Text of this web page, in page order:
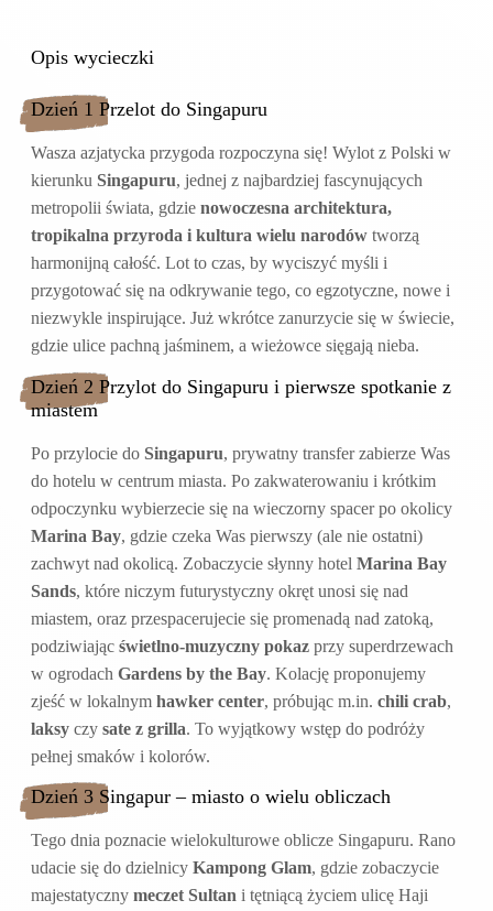
Opis wycieczki
Dzień 1 Przelot do Singapuru
Wasza azjatycka przygoda rozpoczyna się! Wylot z Polski w
kierunku Singapuru, jednej z najbardziej fascynujących
metropolii świata, gdzie nowoczesna architektura,
tropikalna przyroda i kultura wielu narodów tworzą
harmonijną całość. Lot to czas, by wyciszyć myśli i
przygotować się na odkrywanie tego, co egzotyczne, nowe i
niezwykle inspirujące. Już wkrótce zanurzycie się w świecie,
gdzie ulice pachną jaśminem, a wieżowce sięgają nieba.
Dzień 2 Przylot do Singapuru i pierwsze spotkanie z
miastem
Po przylocie do Singapuru, prywatny transfer zabierze Was
do hotelu w centrum miasta. Po zakwaterowaniu i krótkim
odpoczynku wybierzecie się na wieczorny spacer po okolicy
Marina Bay, gdzie czeka Was pierwszy (ale nie ostatni)
zachwyt nad okolicą. Zobaczycie słynny hotel Marina Bay
Sands, które niczym futurystyczny okręt unosi się nad
miastem, oraz przespacerujecie się promenadą nad zatoką,
podziwiając świetlno-muzyczny pokaz przy superdrzewach
w ogrodach Gardens by the Bay. Kolację proponujemy
zjeść w lokalnym hawker center, próbując m.in. chili crab,
laksy czy sate z grilla. To wyjątkowy wstęp do podróży
pełnej smaków i kolorów.
Dzień 3 Singapur – miasto o wielu obliczach
Tego dnia poznacie wielokulturowe oblicze Singapuru. Rano
udacie się do dzielnicy Kampong Glam, gdzie zobaczycie
majestatyczny meczet Sultan i tętniącą życiem ulicę Haji